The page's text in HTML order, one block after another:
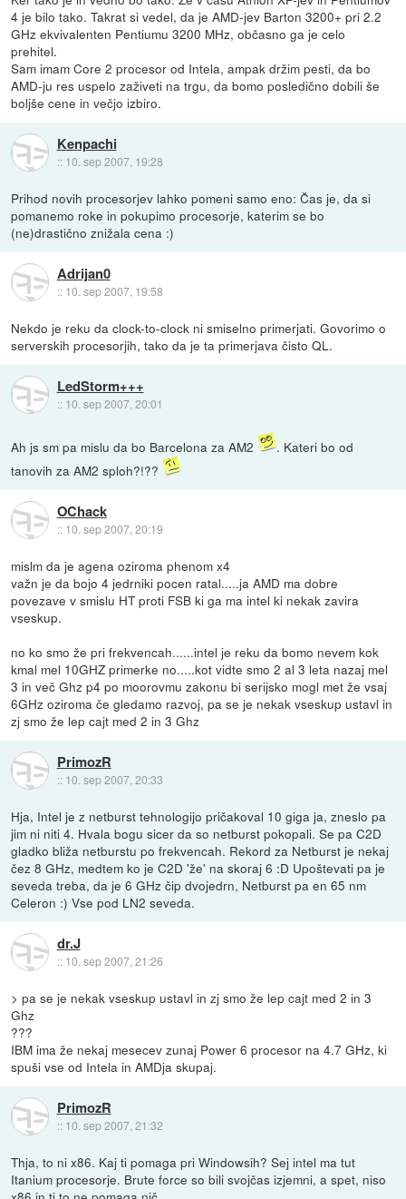
4 je bilo tako. Takrat si vedel, da je AMD-jev Barton 3200+ pri 2.2
GHz ekvivalenten Pentiumu 3200 MHz, občasno ga je celo
prehitel.
Sam imam Core 2 procesor od Intela, ampak držim pesti, da bo
AMD-ju res uspelo zaživeti na trgu, da bomo posledično dobili še
boljše cene in večjo izbiro.
Kenpachi
:: 10. sep 2007, 19:28
Prihod novih procesorjev lahko pomeni samo eno: Čas je, da si
pomanemo roke in pokupimo procesorje, katerim se bo
(ne)drastično znižala cena :)
Adrijan0
:: 10. sep 2007, 19:58
Nekdo je reku da clock-to-clock ni smiselno primerjati. Govorimo o
serverskih procesorjih, tako da je ta primerjava čisto QL.
LedStorm+++
:: 10. sep 2007, 20:01
Ah js sm pa mislu da bo Barcelona za AM2
. Kateri bo od
tanovih za AM2 sploh?!??
OChack
:: 10. sep 2007, 20:19
mislm da je agena oziroma phenom x4
važn je da bojo 4 jedrniki pocen ratal.....ja AMD ma dobre
povezave v smislu HT proti FSB ki ga ma intel ki nekak zavira
vseskup.
no ko smo že pri frekvencah......intel je reku da bomo nevem kok
kmal mel 10GHZ primerke no.....kot vidte smo 2 al 3 leta nazaj mel
3 in več Ghz p4 po moorovmu zakonu bi serijsko mogl met že vsaj
6GHz oziroma če gledamo razvoj, pa se je nekak vseskup ustavl in
zj smo že lep cajt med 2 in 3 Ghz
PrimozR
:: 10. sep 2007, 20:33
Hja, Intel je z netburst tehnologijo pričakoval 10 giga ja, zneslo pa
jim ni niti 4. Hvala bogu sicer da so netburst pokopali. Se pa C2D
gladko bliža netburstu po frekvencah. Rekord za Netburst je nekaj
čez 8 GHz, medtem ko je C2D 'že' na skoraj 6 :D Upoštevati pa je
seveda treba, da je 6 GHz čip dvojedrn, Netburst pa en 65 nm
Celeron :) Vse pod LN2 seveda.
dr.J
:: 10. sep 2007, 21:26
> pa se je nekak vseskup ustavl in zj smo že lep cajt med 2 in 3
Ghz
???
IBM ima že nekaj mesecev zunaj Power 6 procesor na 4.7 GHz, ki
spuši vse od Intela in AMDja skupaj.
PrimozR
:: 10. sep 2007, 21:32
Thja, to ni x86. Kaj ti pomaga pri Windowsih? Sej intel ma tut
Itanium procesorje. Brute force so bili svojčas izjemni, a spet, niso